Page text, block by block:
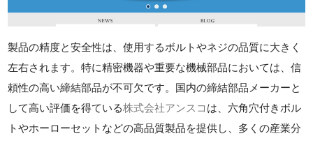
製品の精度と安全性は、使用するボルトやネジの品質に大きく
左右されます。特に精密機器や重要な機械部品においては、信
頼性の高い締結部品が不可欠です。国内の締結部品メーカーと
して高い評価を得ている株式会社アンスコ は、六角穴付きボル
トやホーローセットなどの高品質製品を提供し、多くの産業分